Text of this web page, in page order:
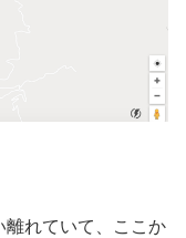
離れていて、ここか